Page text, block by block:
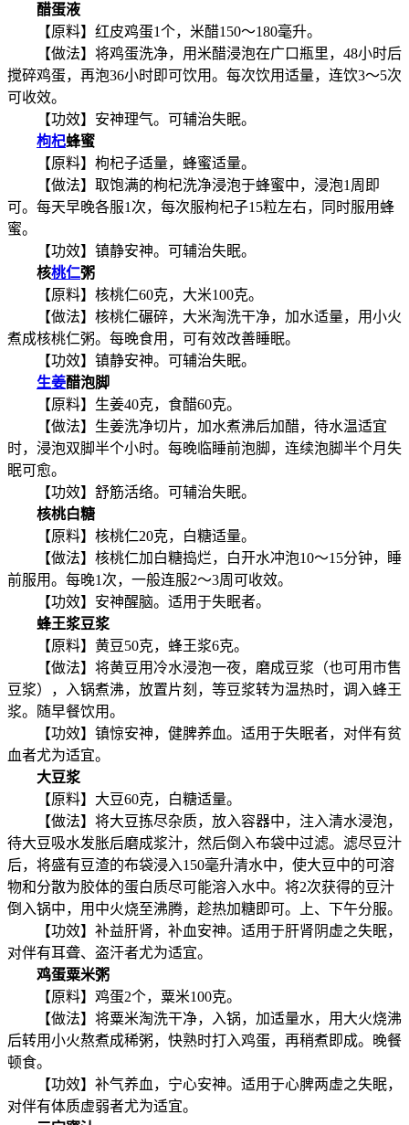
醋蛋液
【原料】红皮鸡蛋1个，米醋150～180毫升。
【做法】将鸡蛋洗净，用米醋浸泡在广口瓶里，48小时后
搅碎鸡蛋，再泡36小时即可饮用。每次饮用适量，连饮3～5次
可收效。
【功效】安神理气。可辅治失眠。
枸杞蜂蜜
【原料】枸杞子适量，蜂蜜适量。
【做法】取饱满的枸杞洗净浸泡于蜂蜜中，浸泡1周即
可。每天早晚各服1次，每次服枸杞子15粒左右，同时服用蜂
蜜。
【功效】镇静安神。可辅治失眠。
核桃仁粥
【原料】核桃仁60克，大米100克。
【做法】核桃仁碾碎，大米淘洗干净，加水适量，用小火
煮成核桃仁粥。每晚食用，可有效改善睡眠。
【功效】镇静安神。可辅治失眠。
生姜醋泡脚
【原料】生姜40克，食醋60克。
【做法】生姜洗净切片，加水煮沸后加醋，待水温适宜
时，浸泡双脚半个小时。每晚临睡前泡脚，连续泡脚半个月失
眠可愈。
【功效】舒筋活络。可辅治失眠。
核桃白糖
【原料】核桃仁20克，白糖适量。
【做法】核桃仁加白糖捣烂，白开水冲泡10～15分钟，睡
前服用。每晚1次，一般连服2～3周可收效。
【功效】安神醒脑。适用于失眠者。
蜂王浆豆浆
【原料】黄豆50克，蜂王浆6克。
【做法】将黄豆用冷水浸泡一夜，磨成豆浆（也可用市售
豆浆），入锅煮沸，放置片刻，等豆浆转为温热时，调入蜂王
浆。随早餐饮用。
【功效】镇惊安神，健脾养血。适用于失眠者，对伴有贫
血者尤为适宜。
大豆浆
【原料】大豆60克，白糖适量。
【做法】将大豆拣尽杂质，放入容器中，注入清水浸泡，
待大豆吸水发胀后磨成浆汁，然后倒入布袋中过滤。滤尽豆汁
后，将盛有豆渣的布袋浸入150毫升清水中，使大豆中的可溶
物和分散为胶体的蛋白质尽可能溶入水中。将2次获得的豆汁
倒入锅中，用中火烧至沸腾，趁热加糖即可。上、下午分服。
【功效】补益肝肾，补血安神。适用于肝肾阴虚之失眠，
对伴有耳聋、盗汗者尤为适宜。
鸡蛋粟米粥
【原料】鸡蛋2个，粟米100克。
【做法】将粟米淘洗干净，入锅，加适量水，用大火烧沸
后转用小火熬煮成稀粥，快熟时打入鸡蛋，再稍煮即成。晚餐
顿食。
【功效】补气养血，宁心安神。适用于心脾两虚之失眠，
对伴有体质虚弱者尤为适宜。